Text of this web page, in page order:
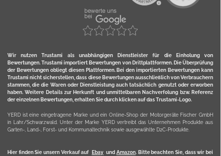
Wir nutzen Trustami als unabhängigen Dienstleister für die Einholung von
Bewertungen. Trustami importiert Bewertungen von Drittplattformen. Die Überprüfung
der Bewertungen obliegt diesen Plattformen. Bei den importierten Bewertungen kann
Trustami nicht sicherstellen, dass diese Bewertungen ausschließlich von Verbrauchern
stammen, die die Waren oder Dienstleistung auch tatsächlich genutzt oder erworben
haben. Weitere Details zur Herkunft und unmittelbaren Nachverfolung bzw. Referenz
der einzelnen Bewertungen, erhalten Sie durch klicken auf das Trustami-Logo.
YERD ist eine eingetragene Marke und ein Online-Shop der Motorgeräte Fischer GmbH
in Lahr/Schwarzwald. Unter der Marke YERD vertreibt das Unternehmen Produkte aus
Garten-, Land-, Forst- und Kommunaltechnik sowie ausgewählte D2C-Produkte.
Hier finden Sie unsern Verkauf auf Ebayund Amazon. Bitte beachten Sie, dass wir bei